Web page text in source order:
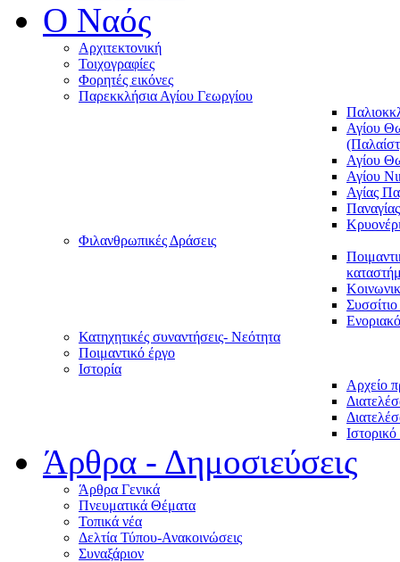
O Ναός
Αρχιτεκτονική
Τοιχογραφίες
Φορητές εικόνες
Παρεκκλήσια Αγίου Γεωργίου
Αγίου
Αγίου
Αγίου
Αγίας
Φιλανθρωπικές Δράσεις
Κατηχητικές συναντήσεις- Νεότητα
Ποιμαντικό έργο
Ιστορία
Αρχείο
Άρθρα - Δημοσιεύσεις
Άρθρα Γενικά
Πνευματικά Θέματα
Τοπικά νέα
Δελτία Τύπου-Ανακοινώσεις
Συναξάριον